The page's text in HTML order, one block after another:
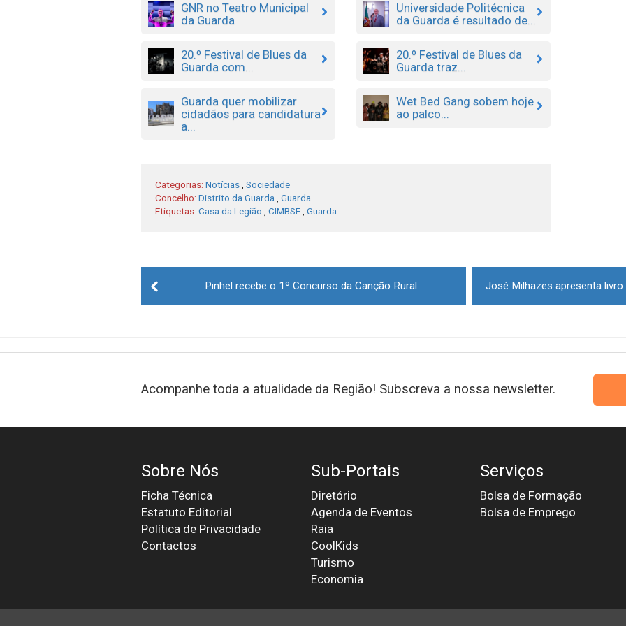
GNR no Teatro Municipal
da Guarda
Universidade Politécnica
da Guarda é resultado de...
20.º Festival de Blues da
Guarda com...
20.º Festival de Blues da
Guarda traz...
Guarda quer mobilizar
cidadãos para candidatura
a...
Wet Bed Gang sobem hoje
ao palco...
Categorias: Notícias Sociedade
Concelho: Distrito da Guarda
Guarda
Etiquetas: Casa da Legião CIMBSE Guarda
navigationPinhel recebe o 1º Concurso da Canção Rural
Acompanhe toda a atualidade da Região! Subscreva a nossa newsletter.
Sobre Nós
Ficha Técnica
Estatuto Editorial
Política de Privacidade
Contactos
Sub-Portais
Diretório
Agenda de Eventos
Raia
CoolKids
Turismo
Economia
Serviços
Bolsa de Formação
Bolsa de Emprego